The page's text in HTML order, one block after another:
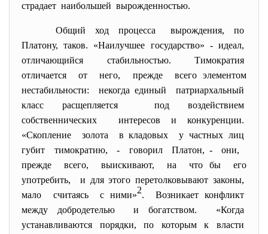
страдает наибольшей вырожденностью.
Общий ход процесса вырождения, по
Платону, таков. «Наилучшее государство» - идеал,
отличающийся стабильностью. Тимократия
отличается от него, прежде всего элементом
нестабильности: некогда единый патриархальный
класс расщепляется под воздействием
собственнических интересов и конкуренции.
«Скопление золота в кладовых у частных лиц
губит тимократию, - говорил Платон, - они,
прежде всего, выискивают, на что бы его
употребить, и для этого перетолковывают законы,
мало считаясь с ними»2. Возникает конфликт
между добродетелью и богатством. «Когда
устанавливаются порядки, по которым к власти